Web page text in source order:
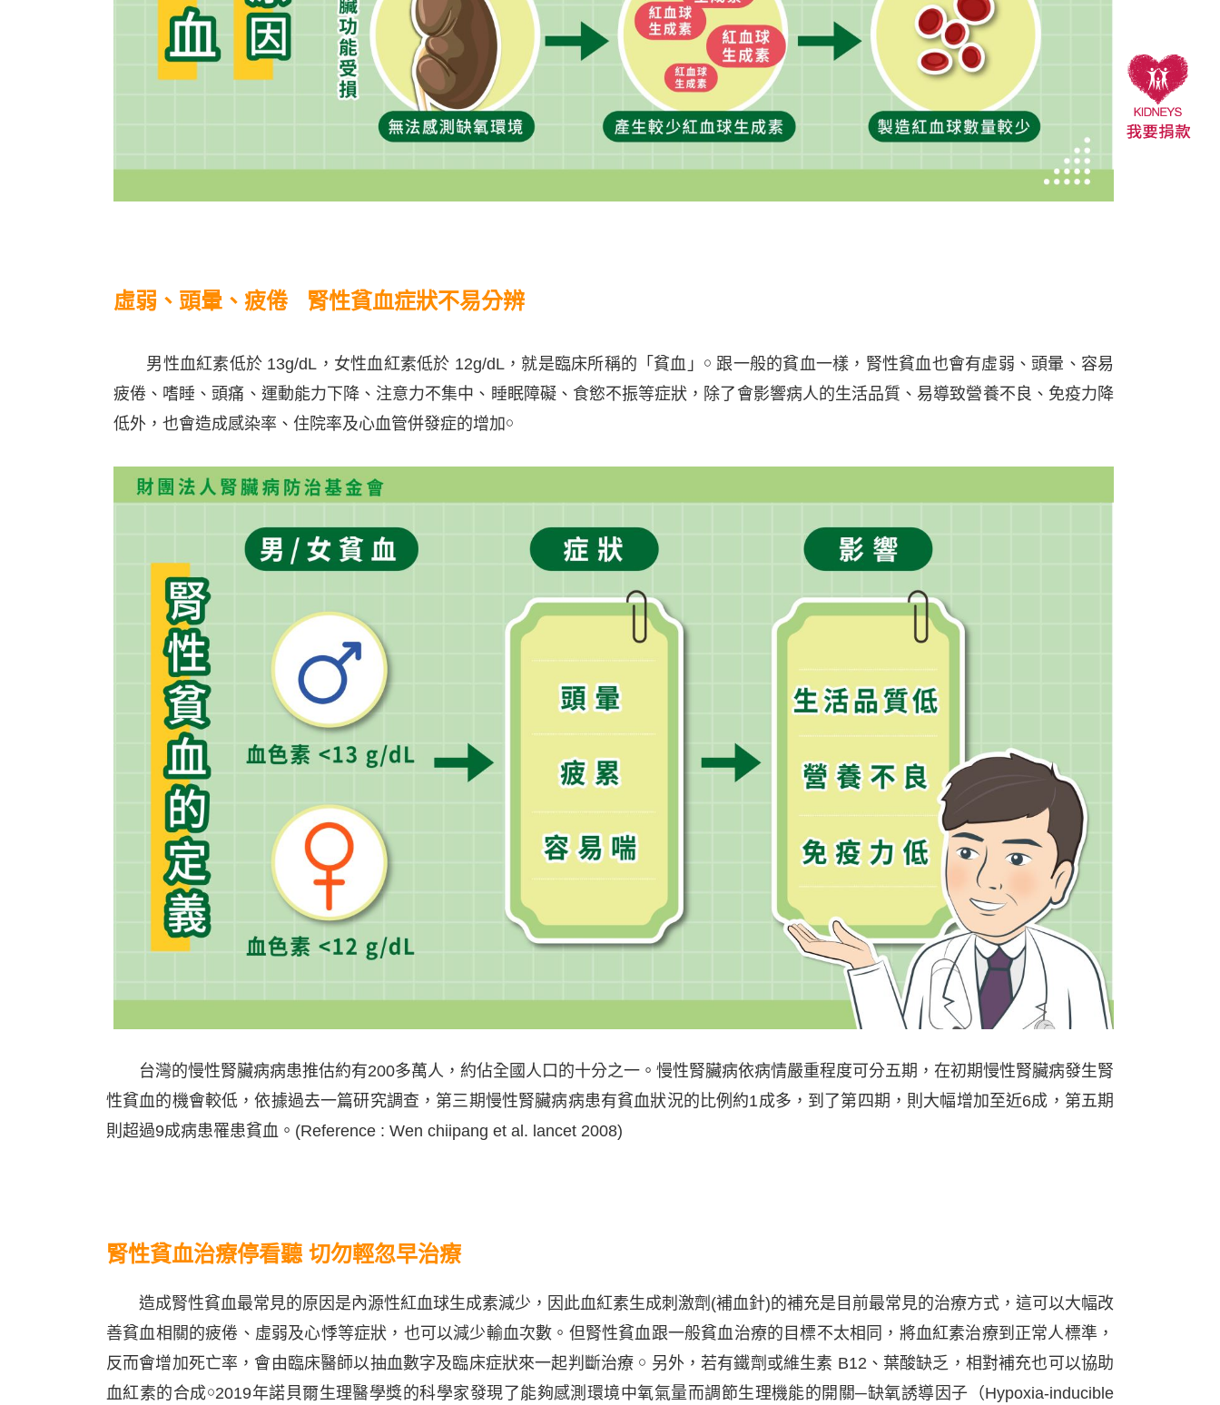
虛弱、頭暈、疲倦 腎性貧血症狀不易分辨
男性血紅素低於 13g/dL，女性血紅素低於 12g/dL，就是臨床所稱的「貧血」￮ 跟一般的貧血一樣，腎性貧血也會有虛弱、頭暈、容易
疲倦、嗜睡、頭痛、運動能力下降、注意力不集中、睡眠障礙、食慾不振等症狀，除了會影響病人的生活品質、易導致營養不良、免疫力降
低外，也會造成感染率、住院率及心血管併發症的增加￮
台灣的慢性腎臟病病患推估約有200多萬人，約佔全國人口的十分之一。慢性腎臟病依病情嚴重程度可分五期，在初期慢性腎臟病發生腎
性貧血的機會較低，依據過去一篇研究調查，第三期慢性腎臟病病患有貧血狀況的比例約1成多，到了第四期，則大幅增加至近6成，第五期
則超過9成病患罹患貧血。(Reference : Wen chiipang et al. lancet 2008)
腎性貧血治療停看聽 切勿輕忽早治療
造成腎性貧血最常見的原因是內源性紅血球生成素減少，因此血紅素生成刺激劑(補血針)的補充是目前最常見的治療方式，這可以大幅改
善貧血相關的疲倦、虛弱及心悸等症狀，也可以減少輸血次數。但腎性貧血跟一般貧血治療的目標不太相同，將血紅素治療到正常人標準，
反而會增加死亡率，會由臨床醫師以抽血數字及臨床症狀來一起判斷治療 ￮ 另外，若有鐵劑或維生素 B12、葉酸缺乏，相對補充也可以協助
血紅素的合成￮2019年諾貝爾生理醫學獎的科學家發現了能夠感測環境中氧氣量而調節生理機能的開關─缺氧誘導因子（Hypoxia-inducible